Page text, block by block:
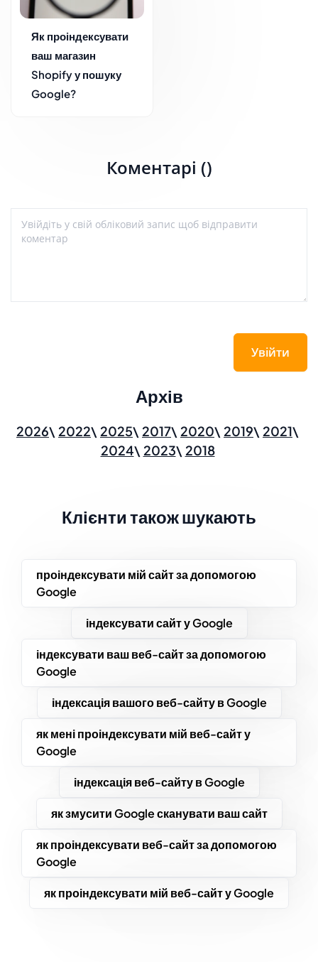
Як проіндексувати
ваш магазин
Shopify у пошуку
Google?
Коментарі ()
Увійти
Архів
2026 2022 2025 2017 2020 2019
2021
2024
2023 2018
Клієнти також шукають
проіндексувати мій сайт за допомогою
Google
індексувати сайт у Google
індексувати ваш веб-сайт за допомогою
Google
індексація вашого веб-сайту в Google
як мені проіндексувати мій веб-сайт у
Google
індексація веб-сайту в Google
як змусити Google сканувати ваш сайт
як проіндексувати веб-сайт за допомогою
Google
як проіндексувати мій веб-сайт у Google